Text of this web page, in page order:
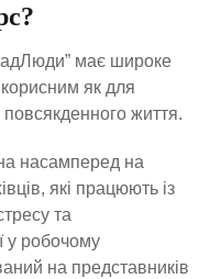
має широке
як для
повсякденного життя.
насамперед на
які працюють із
та
у робочому
на представників